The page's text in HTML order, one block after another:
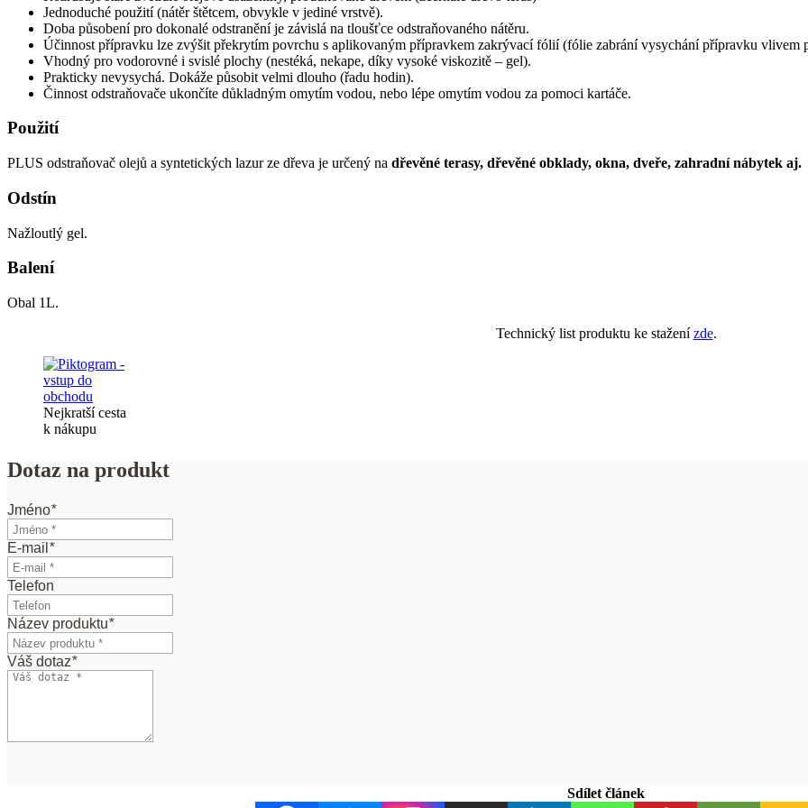
Jednoduché použití (nátěr štětcem, obvykle v jediné vrstvě).
Doba působení pro dokonalé odstranění je závislá na tloušťce odstraňovaného nátěru.
Účinnost přípravku lze zvýšit překrytím povrchu s aplikovaným přípravkem zakrývací fólií (fólie zabrání vysychání přípravku vlivem
Vhodný pro vodorovné i svislé plochy (nestéká, nekape, díky vysoké viskozitě – gel).
Prakticky nevysychá. Dokáže působit velmi dlouho (řadu hodin).
Činnost odstraňovače ukončíte důkladným omytím vodou, nebo lépe omytím vodou za pomoci kartáče.
Použití
PLUS odstraňovač olejů a syntetických lazur ze dřeva je určený na dřevěné terasy, dřevěné obklady, okna, dveře, zahradní nábytek aj.
Odstín
Nažloutlý gel.
Balení
Obal 1L.
Technický list produktu ke staženízde.
Nejkratší cesta
k nákupu
Dotaz na produkt
Jméno*
E-mail *
Telefon
Název produktu*
Váš dotaz*
Sdílet článek